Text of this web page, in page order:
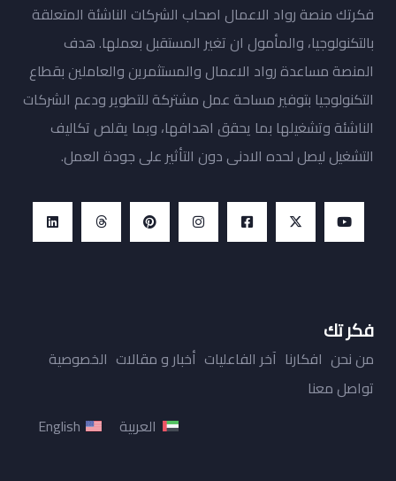
فكرتك منصة رواد الاعمال اصحاب الشركات الناشئة المتعلقة
بالتكنولوجيا، والمأمول ان تغير المستقبل بعملها. هدف
المنصة مساعدة رواد الاعمال والمستثمرين والعاملين بقطاع
التكنولوجيا بتوفير مساحة عمل مشتركة للتطوير ودعم الشركات
الناشئة وتشغيلها بما يحقق اهدافها، وبما يقلص تكاليف
التشغيل ليصل لحده الادنى دون التأثير على جودة العمل.
فكر تك
من نحن افكارنا آخر الفاعليات أخبار و مقالات الخصوصية
تواصل معنا
العربية
English